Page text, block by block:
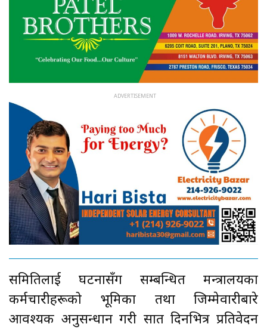
समितिलाई घटनासँग सम्बन्धित मन्त्रालयका
कर्मचारीहरूको भूमिका तथा जिम्मेवारीबारे
आवश्यक अनुसन्धान गरी सात दिनभित्र प्रतिवेदन